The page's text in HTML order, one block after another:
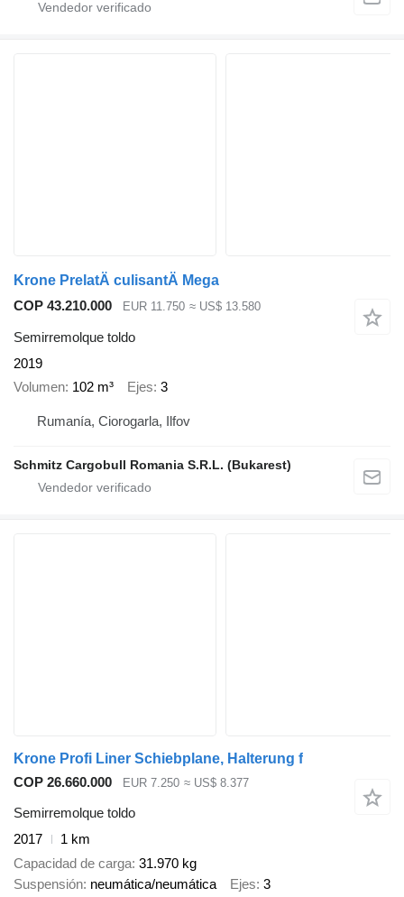
Krone PrelatÄ culisantÄ Mega
COP 43.210.000
EUR 11.750 ≈ US$ 13.580
Semirremolque toldo
2019
Volumen 102 m³ Ejes 3
Rumanía, Ciorogarla, Ilfov
Schmitz Cargobull Romania S.R.L. (Bukarest)
Krone Profi Liner Schiebplane, Halterung f
COP 26.660.000
EUR 7.250 ≈ US$ 8.377
Semirremolque toldo
2017
1 km
Capacidad de carga 31.970 kg
Suspensión neumática/neumática Ejes 3